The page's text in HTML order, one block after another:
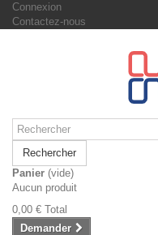
Connexion
Contactez-nous
Rechercher
Panier (vide)
Aucun produit
0,00 € Total
Demander